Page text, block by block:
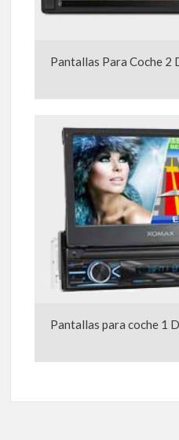
Pantallas Para Coche 2
Pantallas para coche 1